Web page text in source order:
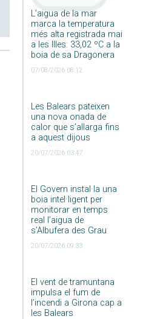
L’aigua de la mar
marca la temperatura
més alta registrada mai
a les Illes: 33,02 ºC a la
boia de sa Dragonera
07/08/2026 08:12
Les Balears pateixen
una nova onada de
calor que s’allarga fins
a aquest dijous
20/07/2026 03:47
El Govern instal·la una
boia intel·ligent per
monitorar en temps
real l’aigua de
s’Albufera des Grau
20/07/2026 09:33
El vent de tramuntana
impulsa el fum de
l’incendi a Girona cap a
les Balears